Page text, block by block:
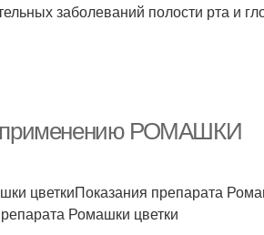
заболеваний полости рта и
применению РОМАШКИ
цветкиПоказания препарата
Ромашки цветки